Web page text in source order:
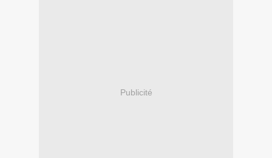
Publicité